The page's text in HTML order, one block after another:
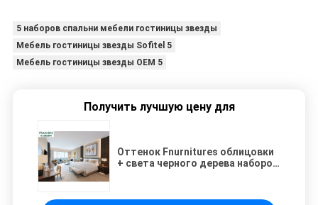
5 наборов спальни мебели гостиницы звезды
Мебель гостиницы звезды Sofitel 5
Мебель гостиницы звезды OEM 5
Получить лучшую цену для
Оттенок Fnurnitures облицовки
+ света черного дерева наборов